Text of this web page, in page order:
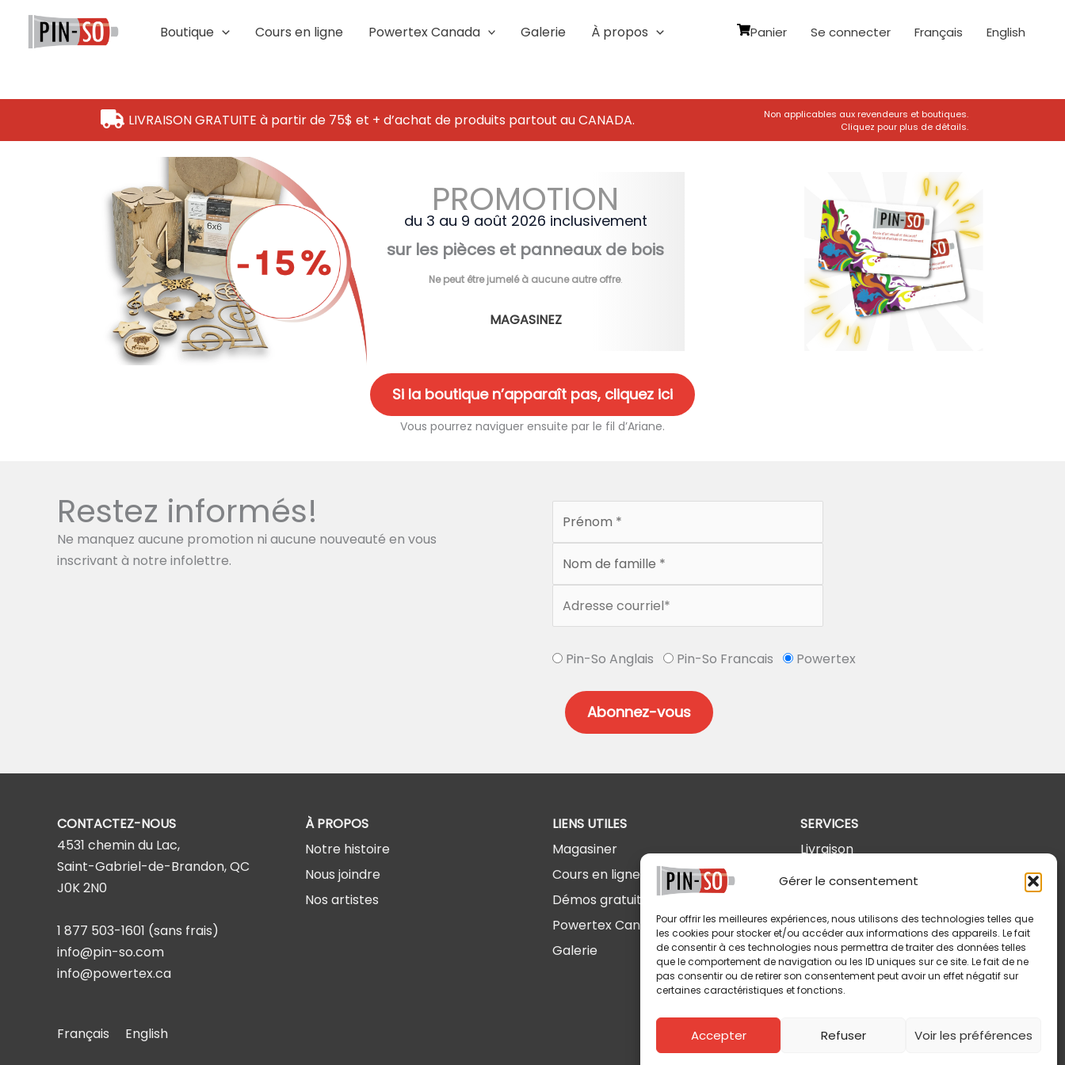
Gérer le consentement
Pour offrir les meilleures expériences, nous utilisons des technologies telles que
les cookies pour stocker et/ou accéder aux informations des appareils. Le fait
de consentir à ces technologies nous permettra de traiter des données telles
que le comportement de navigation ou les ID uniques sur ce site. Le fait de ne
pas consentir ou de retirer son consentement peut avoir un effet négatif sur
certaines caractéristiques et fonctions.
Accepter Refuser Voir les préférences
contenu
Boutique Cours en ligne Powertex Canada Galerie À propos Panier Se connecter Français English
LIVRAISON GRATUITE à partir de 75$ et + d’achat de produits partout au CANADA.
Non applicables aux revendeurs et boutiques.
Cliquez pour plus de détails.
PROMOTION
du 3 au 9 août 2026 inclusivement
sur les pièces et panneaux de bois
Ne peut être jumelé à aucune autre offre.
MAGASINEZ
Si la boutique n’apparaît pas, cliquez ici
Vous pourrez naviguer ensuite par le fil d’Ariane.
Restez informés!
Ne manquez aucune promotion ni aucune nouveauté en vous
inscrivant à notre infolettre.
Pin-So Anglais Pin-So Francais Powertex
CONTACTEZ-NOUS
4531 chemin du Lac,
Saint-Gabriel-de-Brandon, QC
J0K 2N0
1 877 503-1601 (sans frais)
info@pin-so.com
info@powertex.ca
À PROPOS
Notre histoire
Nous joindre
Nos artistes
LIENS UTILES
Magasiner
Cours en ligne
Démos gratuites
Powertex Canada
Galerie
SERVICES
Livraison
Retours et annulations
Modalités d'utilisation
Français English Copyright © 2026 Pin-So inc. Tous droits réservés.